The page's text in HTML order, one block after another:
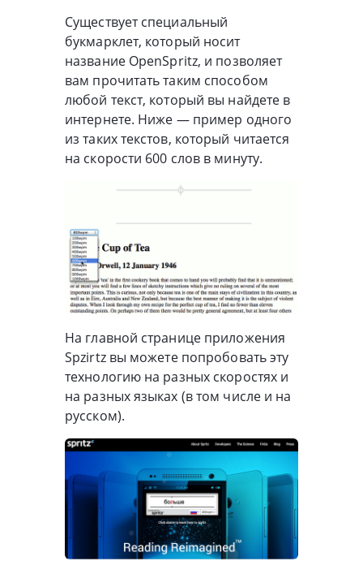
Существует специальный
букмарклет, который носит
название OpenSpritz, и позволяет
вам прочитать таким способом
любой текст, который вы найдете в
интернете. Ниже — пример одного
из таких текстов, который читается
на скорости 600 слов в минуту.
На главной странице приложения
Spzirtz вы можете попробовать эту
технологию на разных скоростях и
на разных языках (в том числе и на
русском).